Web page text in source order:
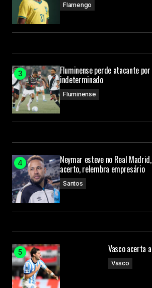
Flamengo
Fluminense perde atacante
indeterminado
Fluminense
Neymar esteve no Real
acerto, relembra empresário
Santos
Vasco acerta
Vasco